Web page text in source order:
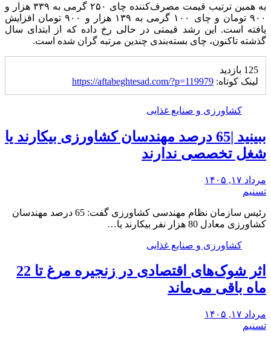
به همین ترتیب قیمت مصرف‌کننده چای ۲۵۰ گرمی به ۳۳۹ هزار و
۹۰۰ تومان و چای ۱۰۰ گرمی به ۱۳۹ هزار و ۹۰۰ تومان افزایش
یافته است. این رشد قیمتی در حالی رخ داده که از ابتدای سال
گذشته تاکنون، چای بسته‌بندی چندین مرتبه گران شده است.
125 بازدید
لینک کوتاه: https://aftabeghtesad.com/?p=119979
کشاورزی و صنایع غذایی
ببینید |65 درصد مهندسان کشاورزی بیکارند یا
شغل تخصصی ندارند
مرداد ۱۷, ۱۴۰۵
تسنیم
رئیس سازمان نظام مهندسی کشاورزی گفت: 65 درصد مهندسان
کشاورزی معادل 80 هزار نفر بیکارند یا…
کشاورزی و صنایع غذایی
اثر شوک‌های اقتصادی در زنجیره مرغ تا 22
ماه باقی می‌ماند
مرداد ۱۷, ۱۴۰۵
تسنیم